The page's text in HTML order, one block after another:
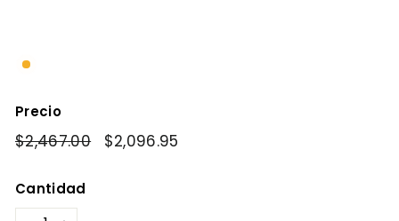
Precio
Precio
$2,467.00$2,467.00
Precio
$2,096.95
Cantidad